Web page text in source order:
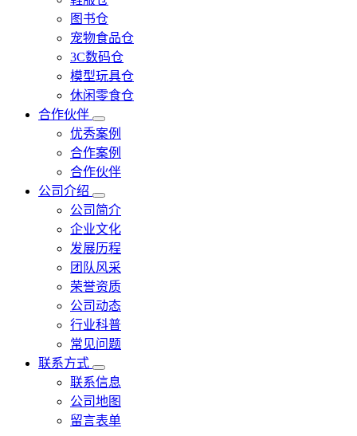
图书仓
宠物食品仓
3C数码仓
模型玩具仓
休闲零食仓
合作伙伴
优秀案例
合作案例
合作伙伴
公司介绍
公司简介
企业文化
发展历程
团队风采
荣誉资质
公司动态
行业科普
常见问题
联系方式
联系信息
公司地图
留言表单